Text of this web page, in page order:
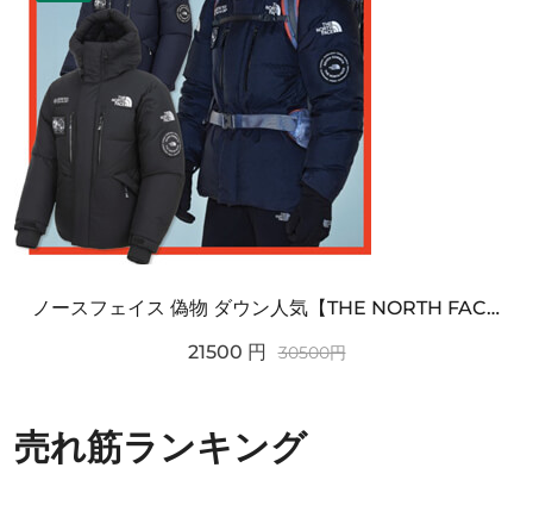
ノースフェイス 偽物 ダウン人気【THE NORTH FACE】M'S 7 SUMMIT HIM...
21500 円 30500円
売れ筋ランキング